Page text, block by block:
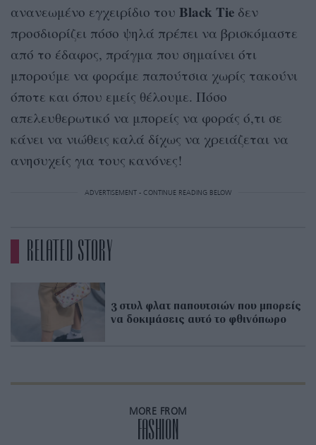
ανανεωμένο εγχειρίδιο του Black Τie δεν
προσδιορίζει πόσο ψηλά πρέπει να βρισκόμαστε
από το έδαφος, πράγμα που σημαίνει ότι
μπορούμε να φοράμε παπούτσια χωρίς τακούνι
όποτε και όπου εμείς θέλουμε. Πόσο
απελευθερωτικό να μπορείς να φοράς ό,τι σε
κάνει να νιώθεις καλά δίχως να χρειάζεται να
ανησυχείς για τους κανόνες!
ADVERTISEMENT - CONTINUE READING BELOW
RELATED STORY
3 στυλ φλατ παπουτσιών που μπορείς
να δοκιμάσεις αυτό το φθινόπωρο
MORE FROM
FASHION